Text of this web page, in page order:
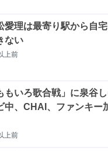
愛理は最寄り駅から自
ない
上前
もいろ歌合戦」に泉谷
中、CHAI、ファンキー
上前